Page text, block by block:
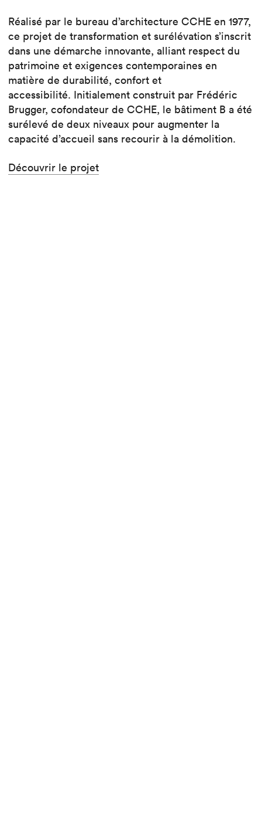
Réalisé par le bureau d’architecture CCHE en 1977,
ce projet de transformation et surélévation s’inscrit
dans une démarche innovante, alliant respect du
patrimoine et exigences contemporaines en
matière de durabilité, confort et
accessibilité. Initialement construit par Frédéric
Brugger, cofondateur de CCHE, le bâtiment B a été
surélevé de deux niveaux pour augmenter la
capacité d’accueil sans recourir à la démolition.
Découvrir le projet